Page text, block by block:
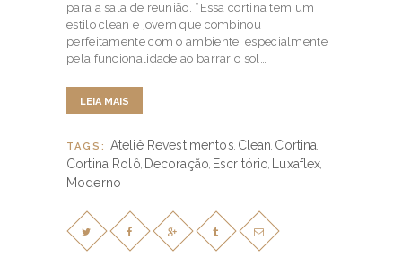
para a sala de reunião. “Essa cortina tem um
estilo clean e jovem que combinou
perfeitamente com o ambiente, especialmente
pela funcionalidade ao barrar o sol…
LEIA MAIS
TAGS: Ateliê Revestimentos, Clean, Cortina,
Cortina Rolô, Decoração, Escritório, Luxaflex,
Moderno